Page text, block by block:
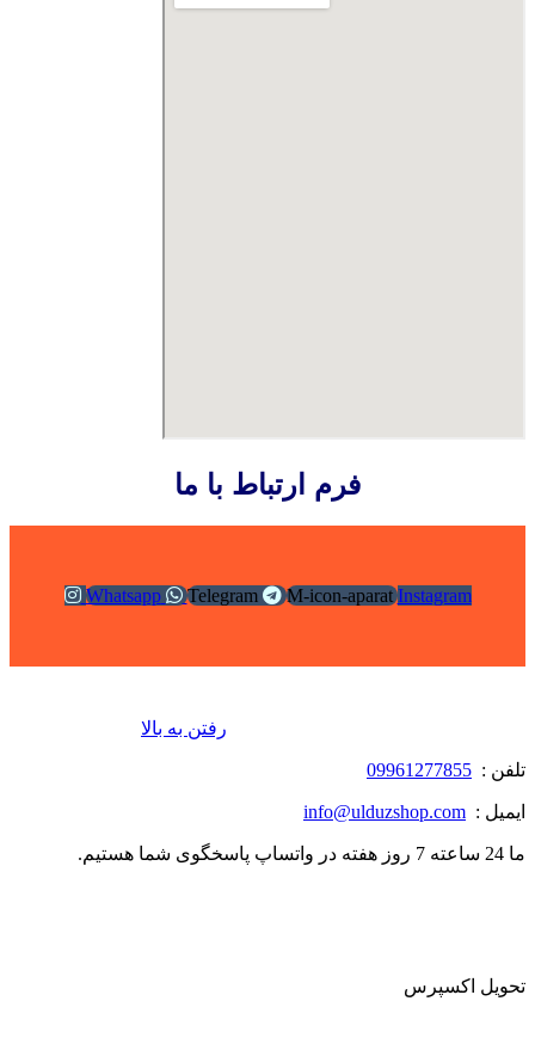
فرم ارتباط با ما
Whatsapp Telegram M-icon-aparat Instagram
رفتن به بالا
تلفن : 09961277855
ایمیل : info@ulduzshop.com
ما 24 ساعته 7 روز هفته در واتساپ پاسخگوی شما هستیم.
تحویل اکسپرس